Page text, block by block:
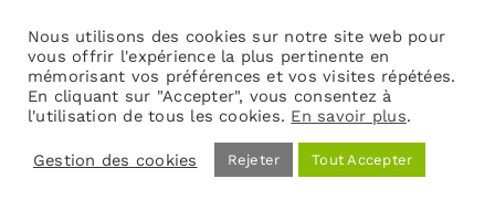
Nous utilisons des cookies sur notre site web pour
vous offrir l'expérience la plus pertinente en
mémorisant vos préférences et vos visites répétées.
En cliquant sur "Accepter", vous consentez à
l'utilisation de tous les cookies. En savoir plus.
Gestion des cookies Rejeter Tout Accepter